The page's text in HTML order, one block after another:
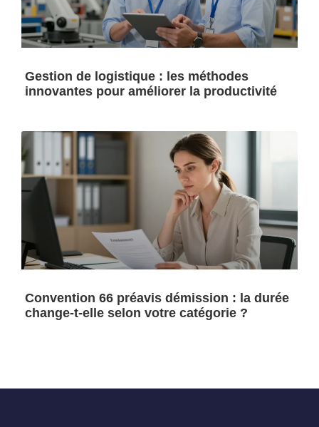
Gestion de logistique : les méthodes
innovantes pour améliorer la productivité
Convention 66 préavis démission : la durée
change-t-elle selon votre catégorie ?